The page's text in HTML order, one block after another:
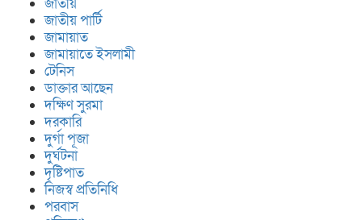
জাতীয় পার্টি
জামায়াত
জামায়াতে ইসলামী
টেনিস
ডাক্তার আছেন
দক্ষিণ সুরমা
দরকারি
দুর্গা পূজা
দুর্ঘটনা
দৃষ্টিপাত
নিজস্ব প্রতিনিধি
পরবাস